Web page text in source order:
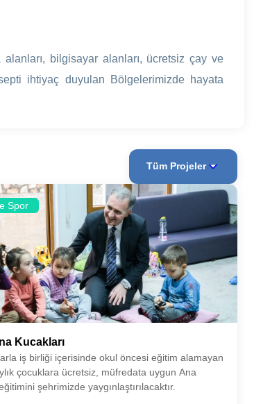
bilgisayar alanları, ücretsiz çay ve
ihtiyaç duyulan Bölgelerimizde hayata
Tüm Projeler
Spor
Kucakları
iş birliği içerisinde okul öncesi eğitim alamayan
çocuklara ücretsiz, müfredata uygun Ana
şehrimizde yaygınlaştırılacaktır.